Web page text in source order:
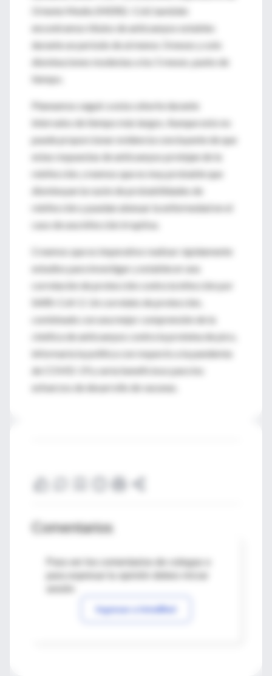
Oriente Medio (MERS) -CoV, también
encontramos títulos de anticuerpos estables
durante un período de al menos 3 meses y solo
disminuciones modestas a los 5 meses. punto de
tiempo.
Planeamos seguir a esta cohorte durante
intervalos de tiempo más largos. Aunque esto no
puede proporcionar evidencia concluyente de que
estas respuestas de anticuerpos protejan de la
reinfección, creemos que es muy probable que
disminuyan la razón de probabilidades de
reinfección y puedan atenuar la enfermedad en el
caso de una infección irruptiva.
Creemos que es imperativo realizar rápidamente
estudios para investigar y establecer una
correlación de protección contra la infección por
SARS-CoV-2. Un correlato de protección,
combinado con una mejor comprensión de la
cinética de anticuerpos contra la proteína de pico,
informaría la política con respecto a la pandemia
de COVID-19 y sería beneficioso para los
esfuerzos de desarrollo de vacunas.
Comentarios
Para ver los comentarios de colegas o
Ingresar a IntraMed